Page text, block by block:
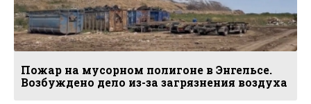
Пожар на мусорном полигоне в Энгельсе.
Возбуждено дело из-за загрязнения воздуха